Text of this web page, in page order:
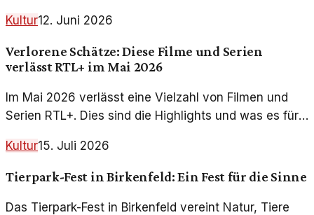
Kultur12. Juni 2026
Verlorene Schätze: Diese Filme und Serien
verlässt RTL+ im Mai 2026
Im Mai 2026 verlässt eine Vielzahl von Filmen und
Serien RTL+. Dies sind die Highlights und was es für
Kultur15. Juli 2026
Tierpark-Fest in Birkenfeld: Ein Fest für die Sinne
Das Tierpark-Fest in Birkenfeld vereint Natur, Tiere